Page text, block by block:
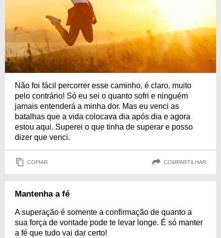
Não foi fácil percorrer esse caminho, é claro, muito
pelo contrário! Só eu sei o quanto sofri e ninguém
jamais entenderá a minha dor. Mas eu venci as
batalhas que a vida colocava dia após dia e agora
estou aqui. Superei o que tinha de superar e posso
dizer que venci.
COPIAR COMPARTILHAR
Mantenha a fé
A superação é somente a confirmação de quanto a
sua força de vontade pode te levar longe. É só manter
a fé que tudo vai dar certo!